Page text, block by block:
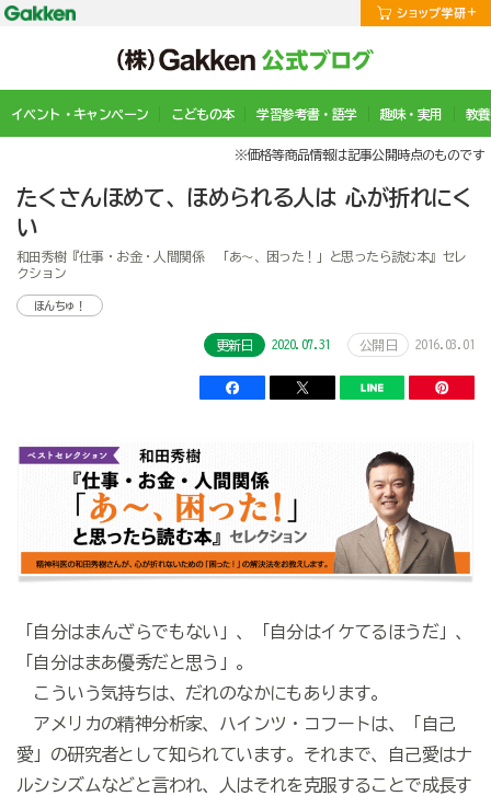
イベント・キャンペーン こどもの本 学習参考書・語学 趣味・実用 教
※価格等商品情報は記事公開時点のものです
たくさんほめて、ほめられる人は 心が折れにく
い
和田秀樹『仕事・お金・人間関係 「あ～、困った！」と思ったら読む本』セレ
クション
ほんちゅ！
更新日 2020.07.31 公開日 2016.03.01
「自分はまんざらでもない」、「自分はイケてるほうだ」、
「自分はまあ優秀だと思う」。
こういう気持ちは、だれのなかにもあります。
アメリカの精神分析家、ハインツ・コフートは、「自己
愛」の研究者として知られています。それまで、自己愛はナ
ルシシズムなどと言われ、人はそれを克服することで成長す